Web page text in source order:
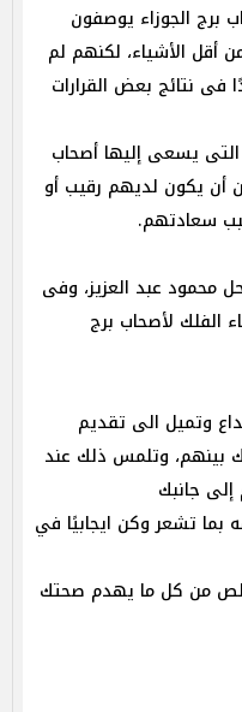
برج الجوزاء يوصفون
أقل الأشياء، لكنهم لم
فى نتائج بعض القرارات
التى يسعى إليها أصحاب
أن يكون لديهم رقيب أو
سعادتهم.
محمود عبد العزيز، وفى
الفلك ‏لأصحاب برج
وتميل الى تقديم
بينهم، وتلمس ذلك عند
جانبك
بما تشعر وكن ايجابيًا في
من كل ما يهدم صحتك